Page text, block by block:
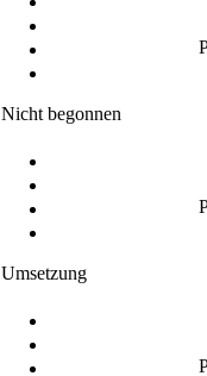
Nicht begonnen
Umsetzung